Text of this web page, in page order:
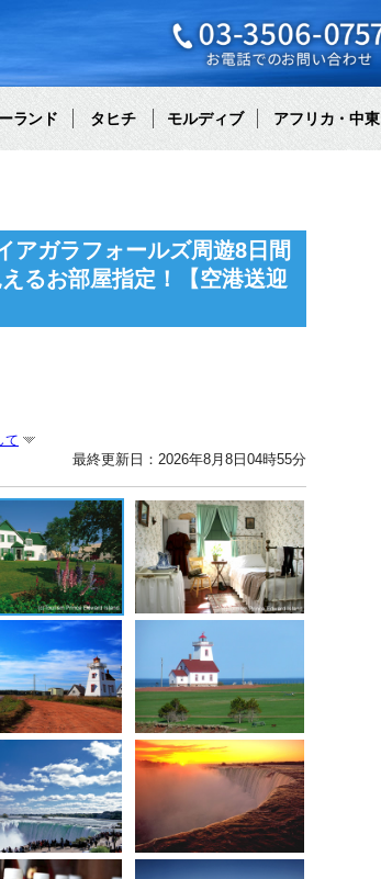
ランド タヒチ モルディブ アフリカ・中東
アガラフォールズ周遊8日間
るお部屋指定！【空港送迎
て
最終更新日：2026年8月8日04時55分